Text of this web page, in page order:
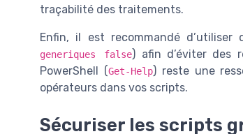
traçabilité des traitements.
Enfin, il est recommandé d’utiliser
generiques false) afin d’éviter des
PowerShell (Get-Help) reste une
opérateurs dans vos scripts.
Sécuriser les scripts